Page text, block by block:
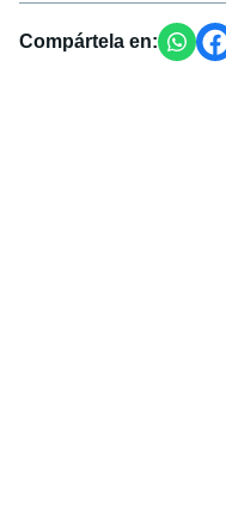
Compártela en: